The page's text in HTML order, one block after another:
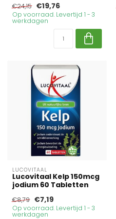
€24,15 €19,76
Op voorraad. Levertijd 1 - 3
werkdagen
LUCOVITAAL
Lucovitaal Kelp 150mcg
jodium 60 Tabletten
€8,79 €7,19
Op voorraad. Levertijd 1 - 3
werkdagen